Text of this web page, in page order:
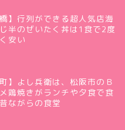
橋】行列ができる超人気店海
半のぜいたく丼は1食で2度
安い
町】よし兵衛は、松阪市のＢ
鶏焼きがランチや夕食で食
ながらの食堂